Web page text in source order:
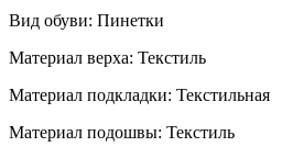
Вид обуви: Пинетки
Материал верха: Текстиль
Материал подкладки: Текстильная
Материал подошвы: Текстиль